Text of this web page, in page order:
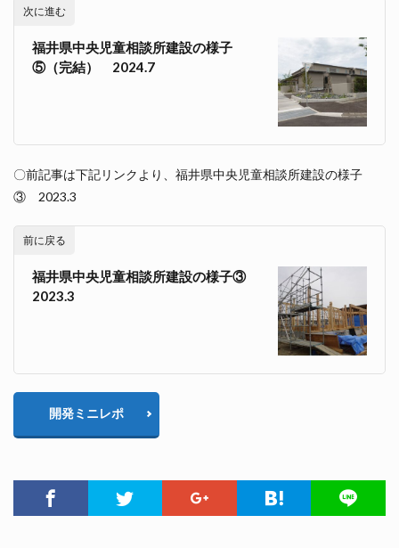
次に進む
福井県中央児童相談所建設の様子
⑤（完結） 2024.7
〇前記事は下記リンクより、福井県中央児童相談所建設の様子
③ 2023.3
前に戻る
福井県中央児童相談所建設の様子③
2023.3
開発ミニレポ